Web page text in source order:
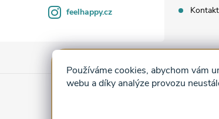
Používáme cookies, abychom vám
webu a díky analýze provozu
ý
p
feelhappy.cz
Kontakt